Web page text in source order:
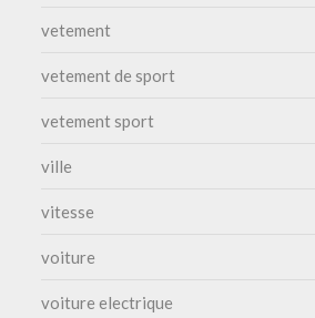
vetement
vetement de sport
vetement sport
ville
vitesse
voiture
voiture electrique